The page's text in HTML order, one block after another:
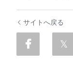
サイトへ戻る